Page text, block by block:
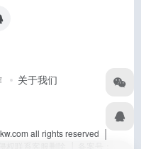
关于我们
all rights reserved │